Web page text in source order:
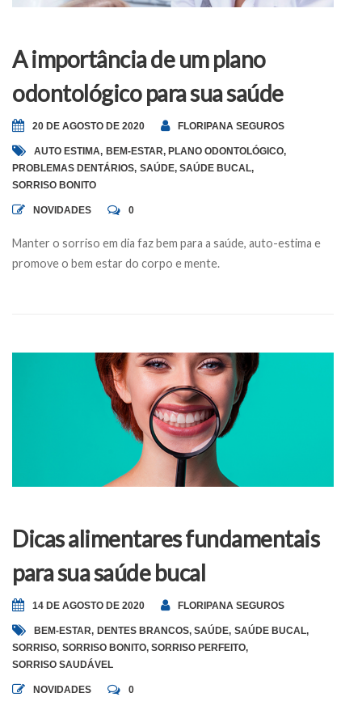
A importância de um plano
odontológico para sua saúde
20 DE AGOSTO DE 2020 FLORIPANA SEGUROS
AUTO ESTIMA, BEM-ESTAR, PLANO ODONTOLÓGICO,
PROBLEMAS DENTÁRIOS, SAÚDE, SAÚDE BUCAL,
SORRISO BONITO
NOVIDADES 0
Manter o sorriso em dia faz bem para a saúde, auto-estima e
promove o bem estar do corpo e mente.
Dicas alimentares fundamentais
para sua saúde bucal
14 DE AGOSTO DE 2020 FLORIPANA SEGUROS
BEM-ESTAR, DENTES BRANCOS, SAÚDE, SAÚDE BUCAL,
SORRISO, SORRISO BONITO, SORRISO PERFEITO,
SORRISO SAUDÁVEL
NOVIDADES 0